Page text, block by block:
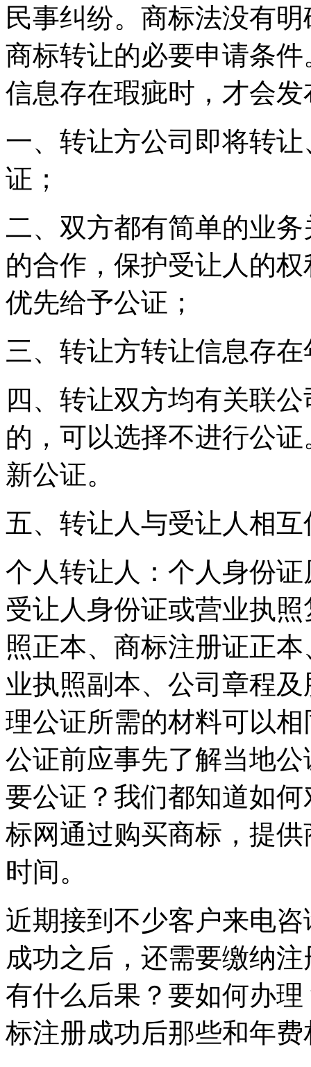
民事纠纷。商标法没有
商标转让的必要申请条
信息存在瑕疵时，才会
一、转让方公司即将转
证；
二、双方都有简单的业
的合作，保护受让人的
优先给予公证；
三、转让方转让信息存
四、转让双方均有关联
的，可以选择不进行公
新公证。
五、转让人与受让人相
个人转让人：个人身份
受让人身份证或营业执
照正本、商标注册证正
业执照副本、公司章程
理公证所需的材料可以
公证前应事先了解当地
要公证？我们都知道如
标网通过购买商标，提
时间。
近期接到不少客户来电
成功之后，还需要缴纳
有什么后果？要如何办
标注册成功后那些和